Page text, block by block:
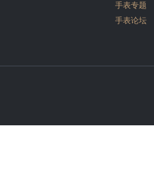
手表专题
手表论坛